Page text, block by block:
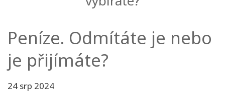
Kurzy
Facilitators
Shop
Peníze. Odmítáte je nebo
je přijímáte?
24 srp 2024